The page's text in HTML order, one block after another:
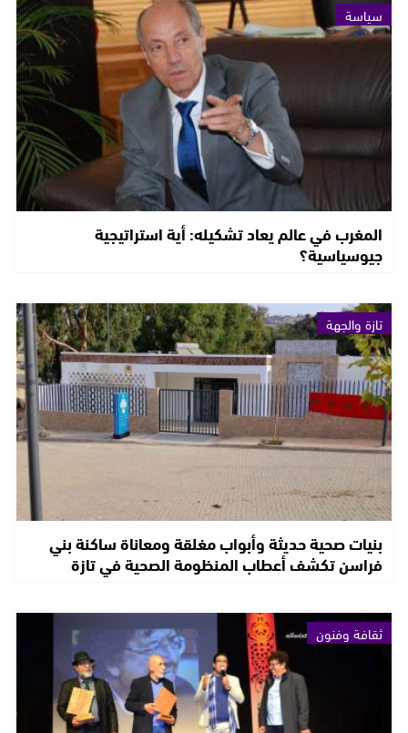
سياسة
المغرب في عالم يعاد تشكيله: أية استراتيجية
جيوسياسية؟
تازة والجهة
بنيات صحية حديثة وأبواب مغلقة ومعاناة ساكنة بني
فراسن تكشف أعطاب المنظومة الصحية في تازة
ثقافة وفنون